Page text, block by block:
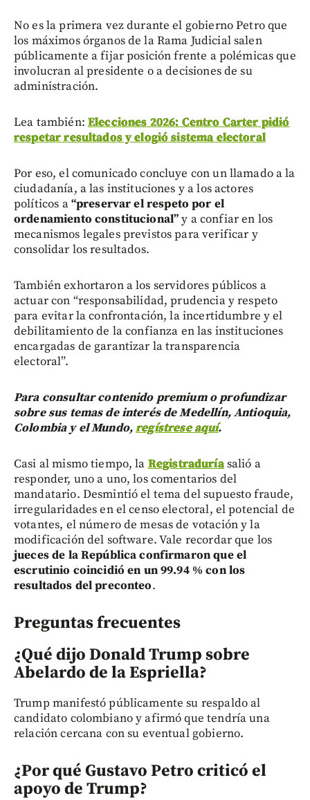
No es la primera vez durante el gobierno Petro que
los máximos órganos de la Rama Judicial salen
públicamente a fijar posición frente a polémicas que
involucran al presidente o a decisiones de su
administración.
Lea también: Elecciones 2026: Centro Carter pidió
respetar resultados y elogió sistema electoral
Por eso, el comunicado concluye con un llamado a la
ciudadanía, a las instituciones y a los actores
políticos a“preservar el respeto por el
ordenamiento constitucional”y a confiar en los
mecanismos legales previstos para verificar y
consolidar los resultados.
También exhortaron a los servidores públicos a
actuar con “responsabilidad, prudencia y respeto
para evitar la confrontación, la incertidumbre y el
debilitamiento de la confianza en las instituciones
encargadas de garantizar la transparencia
electoral”.
Para consultar contenido premium o profundizar
sobre sus temas de interés de Medellín, Antioquia,
Colombia y el Mundo,regístrese aquí.
Casi al mismo tiempo, la Registraduríasalió a
responder, uno a uno, los comentarios del
mandatario. Desmintió el tema del supuesto fraude,
irregularidades en el censo electoral, el potencial de
votantes, el número de mesas de votación y la
modificación del software. Vale recordar que los
jueces de la República confirmaron que el
escrutinio coincidió en un 99.94 % con los
resultados del preconteo.
Preguntas frecuentes
¿Qué dijo Donald Trump sobre
Abelardo de la Espriella?
Trump manifestó públicamente su respaldo al
candidato colombiano y afirmó que tendría una
relación cercana con su eventual gobierno.
¿Por qué Gustavo Petro criticó el
apoyo de Trump?